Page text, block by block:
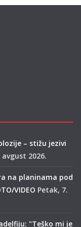
– stižu jezivi
avgust 2026.
na planinama pod
VIDEO Petak, 7.
"Teško mi je